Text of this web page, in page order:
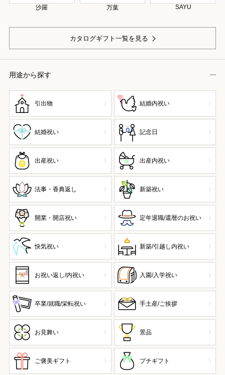
沙羅 万葉 SAYU
カタログギフト一覧を見る
用途から探す
引出物 結婚内祝い
結婚祝い 記念日
出産祝い 出産内祝い
法事・香典返し 新築祝い
開業・開店祝い 定年退職/還暦のお祝い
快気祝い 新築/引越し内祝い
お祝い返し/内祝い 入園/入学祝い
卒業/就職/栄転祝い 手土産/ご挨拶
お見舞い 景品
ご褒美ギフト プチギフト